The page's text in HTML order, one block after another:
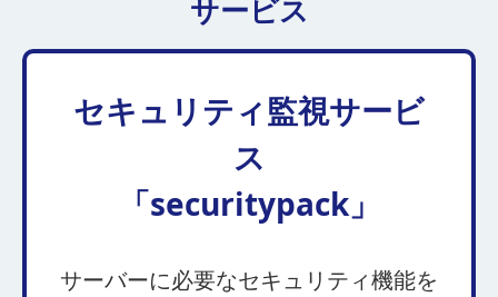
サービス
セキュリティ監視サービ
ス
「securitypack」
サーバーに必要なセキュリティ機能を